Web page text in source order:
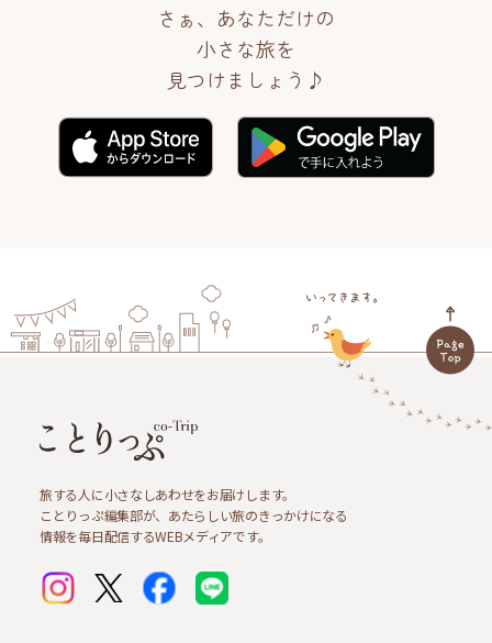
さぁ、あなただけの
小さな旅を
見つけましょう♪
旅する人に小さなしあわせをお届けします。
ことりっぷ編集部が、あたらしい旅のきっかけになる
情報を毎日配信するWEBメディアです。